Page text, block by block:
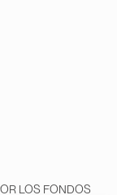
LOS FONDOS